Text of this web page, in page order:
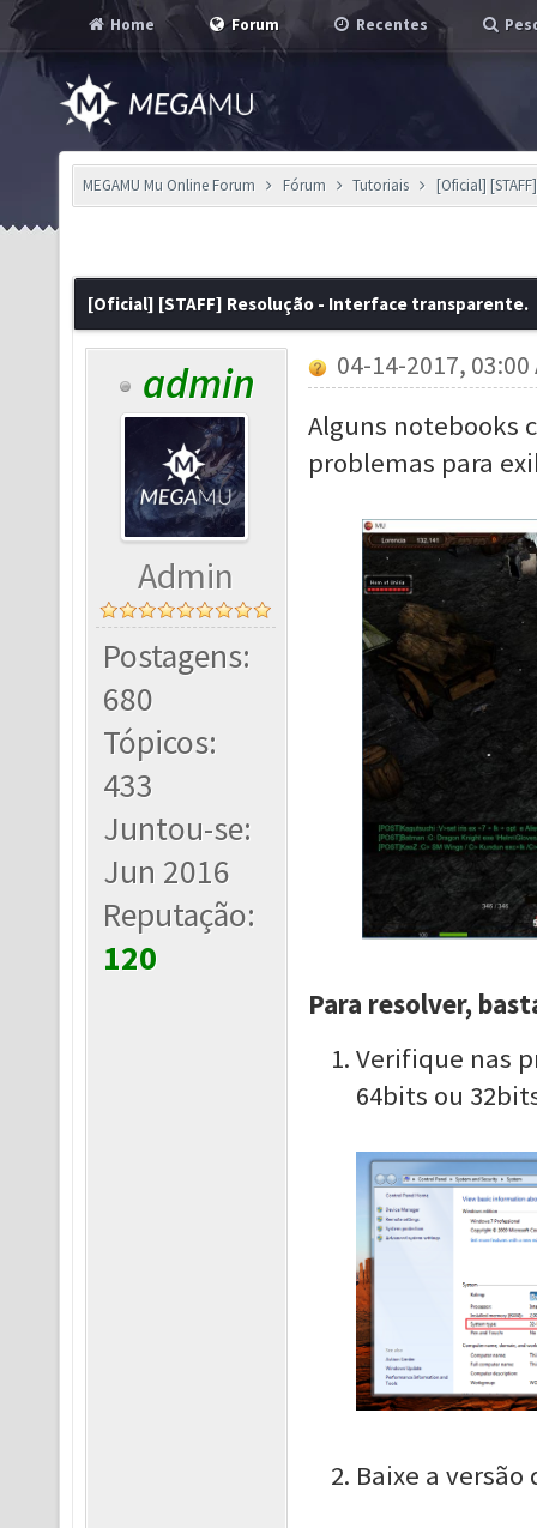
Home Forum Recentes
MEGAMU Mu Online Forum Fórum Tutoriais [Oficial]
[Oficial] [STAFF] Resolução - Interface transparente.
admin
Admin
Postagens:
680
Tópicos:
433
Juntou-se:
Jun 2016
Reputação:
120
04-14-2017, 03:00
Alguns notebooks
problemas para
Para resolver,
Verifique nas
64bits ou
Baixe a